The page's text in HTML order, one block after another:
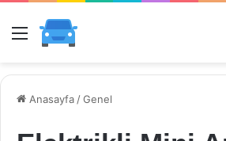
Menü
Anasayfa /Genel